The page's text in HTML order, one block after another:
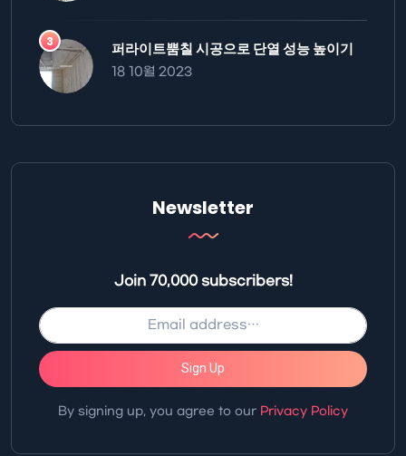
퍼라이트뿜칠 시공으로 단열 성능 높이기
18 10월 2023
Newsletter
Join 70,000 subscribers!
Sign Up
By signing up, you agree to our Privacy Policy